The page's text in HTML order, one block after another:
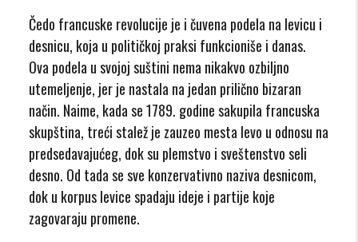
Čedo francuske revolucije je i čuvena podela na levicu i
desnicu, koja u političkoj praksi funkcioniše i danas.
Ova podela u svojoj suštini nema nikakvo ozbiljno
utemeljenje, jer je nastala na jedan prilično bizaran
način. Naime, kada se 1789. godine sakupila francuska
skupština, treći stalež je zauzeo mesta levo u odnosu na
predsedavajućeg, dok su plemstvo i sveštenstvo seli
desno. Od tada se sve konzervativno naziva desnicom,
dok u korpus levice spadaju ideje i partije koje
zagovaraju promene.